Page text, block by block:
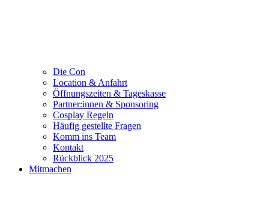
Die Con
Location & Anfahrt
Öffnungszeiten & Tageskasse
Partner:innen & Sponsoring
Cosplay Regeln
Häufig gestellte Fragen
Komm ins Team
Kontakt
Rückblick 2025
Mitmachen